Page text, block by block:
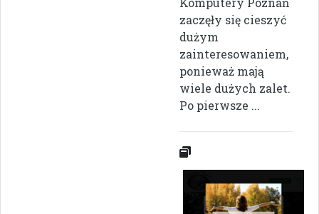
zaczęły się cieszyć
dużym
zainteresowaniem,
ponieważ mają
wiele dużych zalet.
Po pierwsze ...